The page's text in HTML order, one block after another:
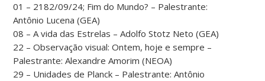
01 – 2182/09/24; Fim do Mundo? – Palestrante:
Antônio Lucena (GEA)
08 – A vida das Estrelas – Adolfo Stotz Neto (GEA)
22 – Observação visual: Ontem, hoje e sempre –
Palestrante: Alexandre Amorim (NEOA)
29 – Unidades de Planck – Palestrante: Antônio